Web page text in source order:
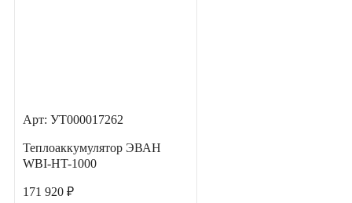
Арт: УТ000017262
Теплоаккумулятор ЭВАН
WBI-HT-1000
171 920 ₽